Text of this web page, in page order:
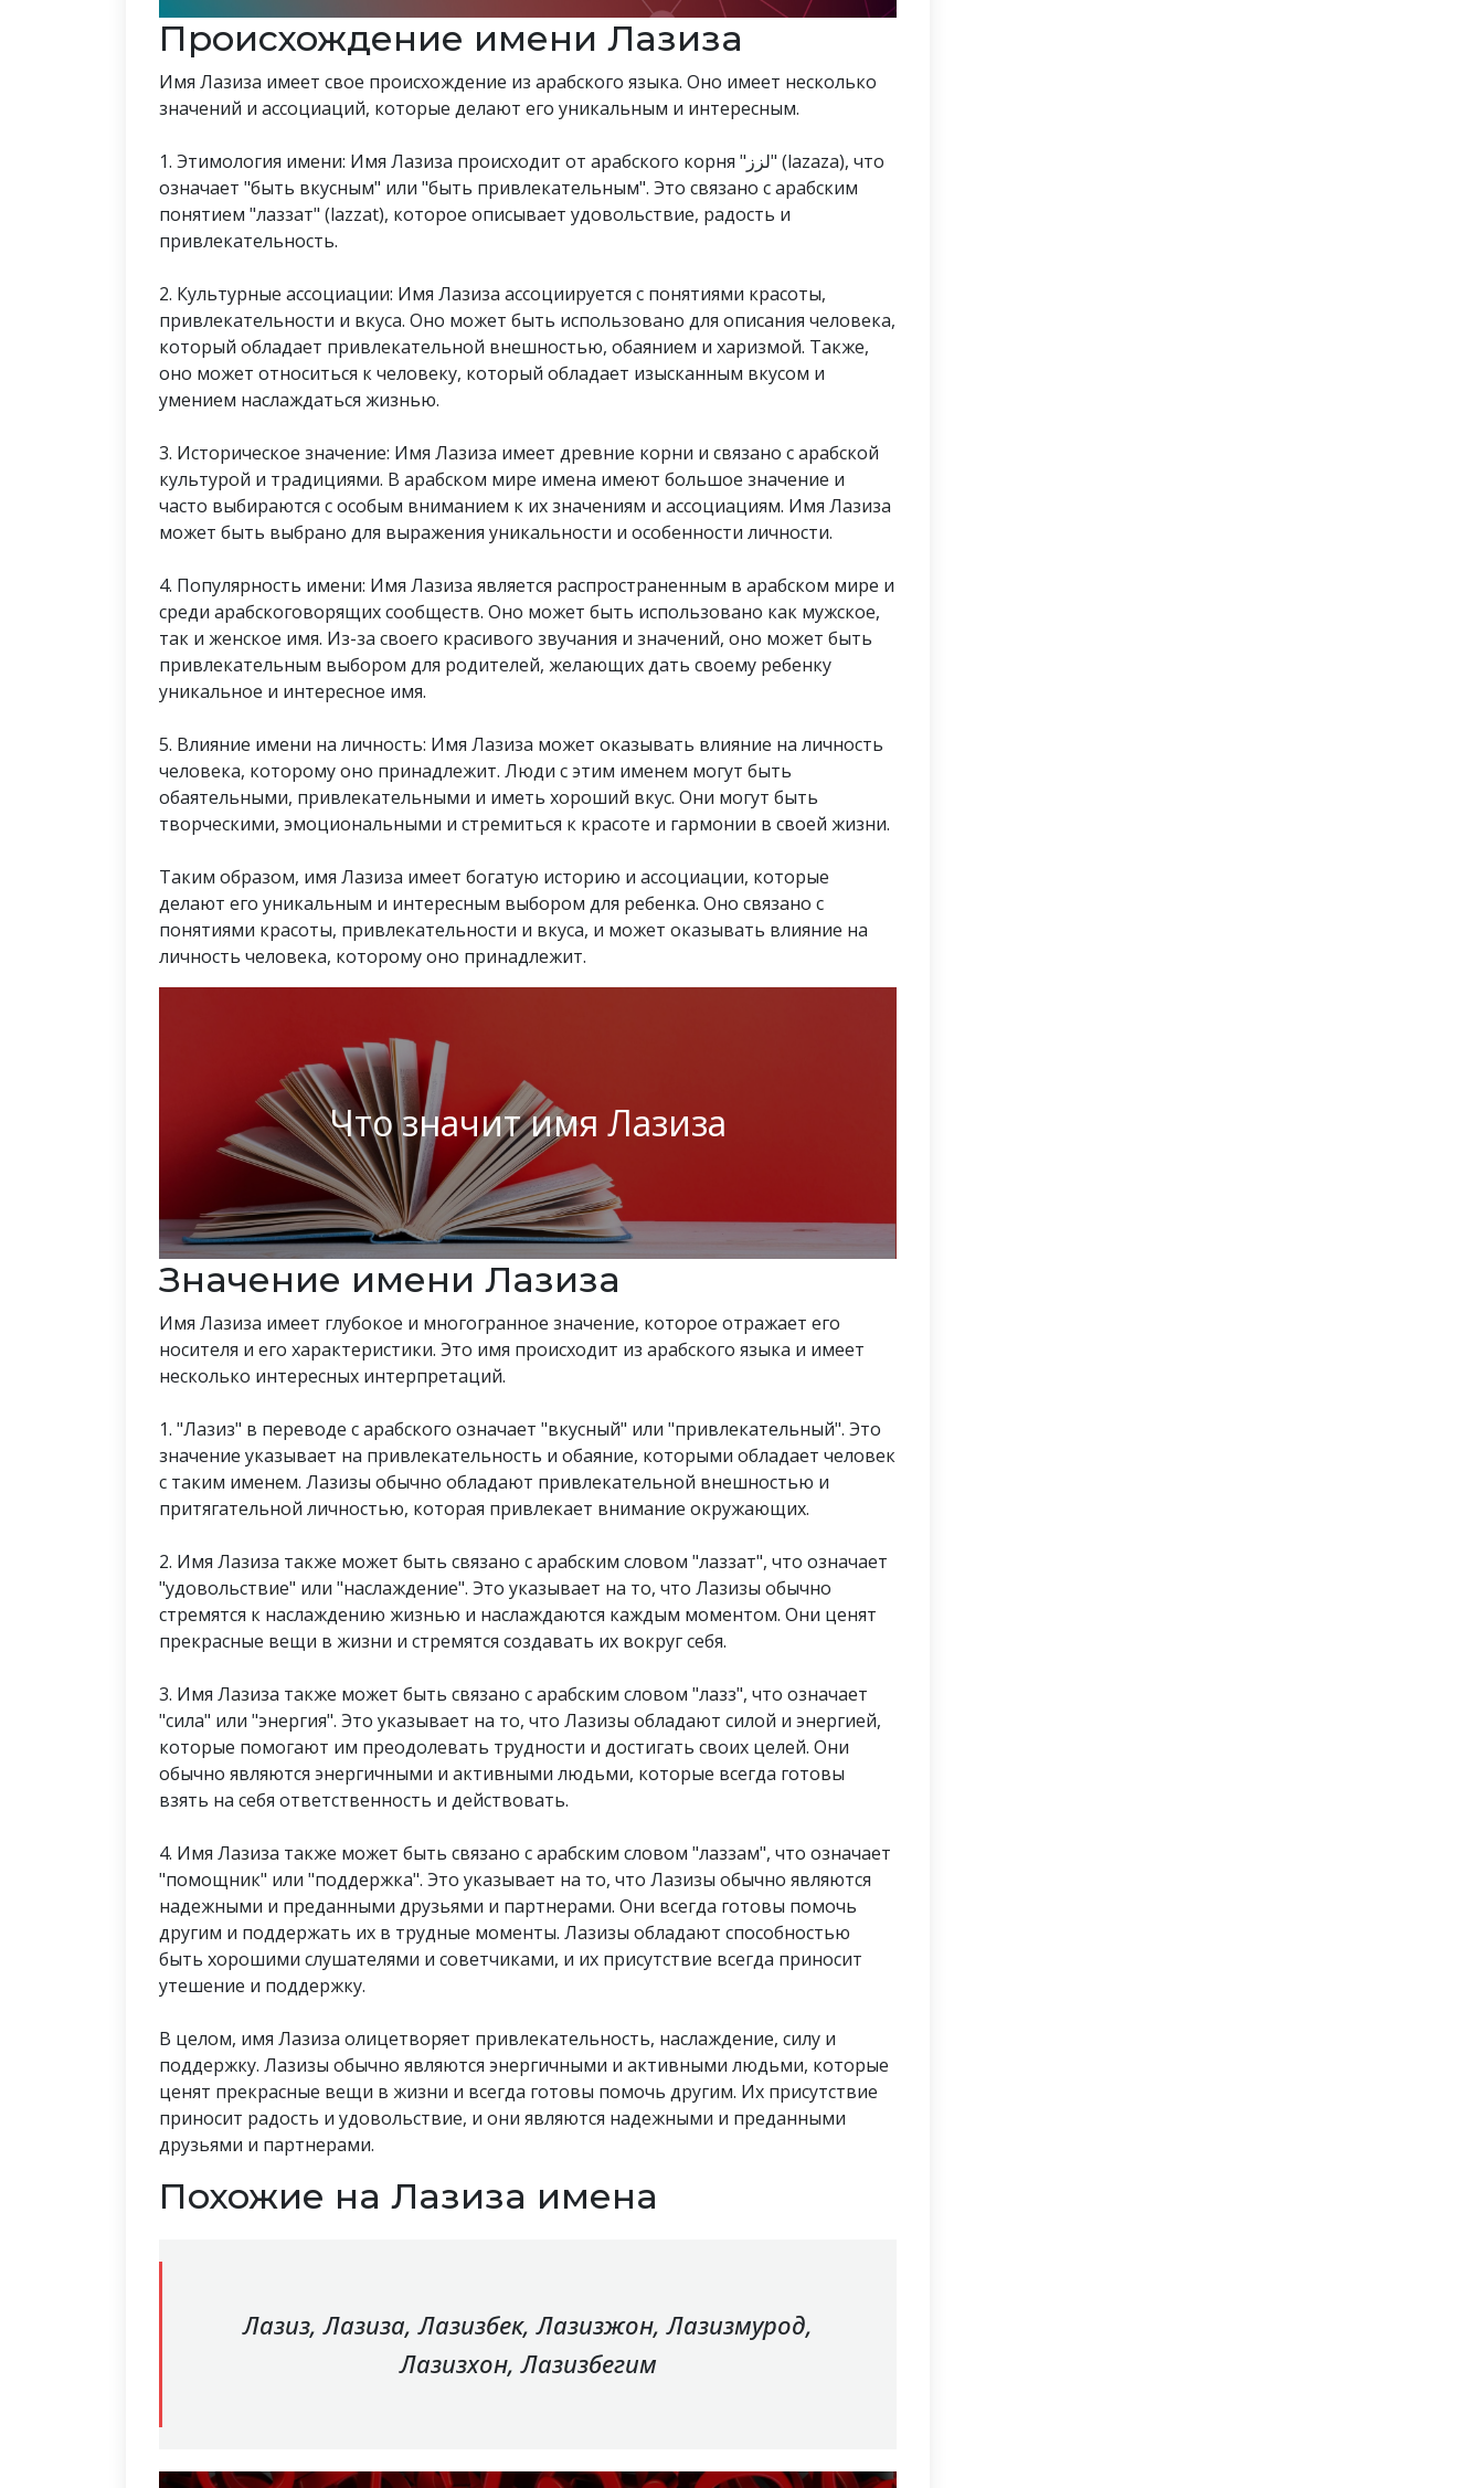
Происхождение имени Лазиза
Имя Лазиза имеет свое происхождение из арабского языка. Оно имеет несколько
значений и ассоциаций, которые делают его уникальным и интересным.
1. Этимология имени: Имя Лазиза происходит от арабского корня "لزز" (lazaza), что
означает "быть вкусным" или "быть привлекательным". Это связано с арабским
понятием "лаззат" (lazzat), которое описывает удовольствие, радость и
привлекательность.
2. Культурные ассоциации: Имя Лазиза ассоциируется с понятиями красоты,
привлекательности и вкуса. Оно может быть использовано для описания человека,
который обладает привлекательной внешностью, обаянием и харизмой. Также,
оно может относиться к человеку, который обладает изысканным вкусом и
умением наслаждаться жизнью.
3. Историческое значение: Имя Лазиза имеет древние корни и связано с арабской
культурой и традициями. В арабском мире имена имеют большое значение и
часто выбираются с особым вниманием к их значениям и ассоциациям. Имя Лазиза
может быть выбрано для выражения уникальности и особенности личности.
4. Популярность имени: Имя Лазиза является распространенным в арабском мире и
среди арабскоговорящих сообществ. Оно может быть использовано как мужское,
так и женское имя. Из-за своего красивого звучания и значений, оно может быть
привлекательным выбором для родителей, желающих дать своему ребенку
уникальное и интересное имя.
5. Влияние имени на личность: Имя Лазиза может оказывать влияние на личность
человека, которому оно принадлежит. Люди с этим именем могут быть
обаятельными, привлекательными и иметь хороший вкус. Они могут быть
творческими, эмоциональными и стремиться к красоте и гармонии в своей жизни.
Таким образом, имя Лазиза имеет богатую историю и ассоциации, которые
делают его уникальным и интересным выбором для ребенка. Оно связано с
понятиями красоты, привлекательности и вкуса, и может оказывать влияние на
личность человека, которому оно принадлежит.
Что значит имя Лазиза
Значение имени Лазиза
Имя Лазиза имеет глубокое и многогранное значение, которое отражает его
носителя и его характеристики. Это имя происходит из арабского языка и имеет
несколько интересных интерпретаций.
1. "Лазиз" в переводе с арабского означает "вкусный" или "привлекательный". Это
значение указывает на привлекательность и обаяние, которыми обладает человек
с таким именем. Лазизы обычно обладают привлекательной внешностью и
притягательной личностью, которая привлекает внимание окружающих.
2. Имя Лазиза также может быть связано с арабским словом "лаззат", что означает
"удовольствие" или "наслаждение". Это указывает на то, что Лазизы обычно
стремятся к наслаждению жизнью и наслаждаются каждым моментом. Они ценят
прекрасные вещи в жизни и стремятся создавать их вокруг себя.
3. Имя Лазиза также может быть связано с арабским словом "лазз", что означает
"сила" или "энергия". Это указывает на то, что Лазизы обладают силой и энергией,
которые помогают им преодолевать трудности и достигать своих целей. Они
обычно являются энергичными и активными людьми, которые всегда готовы
взять на себя ответственность и действовать.
4. Имя Лазиза также может быть связано с арабским словом "лаззам", что означает
"помощник" или "поддержка". Это указывает на то, что Лазизы обычно являются
надежными и преданными друзьями и партнерами. Они всегда готовы помочь
другим и поддержать их в трудные моменты. Лазизы обладают способностью
быть хорошими слушателями и советчиками, и их присутствие всегда приносит
утешение и поддержку.
В целом, имя Лазиза олицетворяет привлекательность, наслаждение, силу и
поддержку. Лазизы обычно являются энергичными и активными людьми, которые
ценят прекрасные вещи в жизни и всегда готовы помочь другим. Их присутствие
приносит радость и удовольствие, и они являются надежными и преданными
друзьями и партнерами.
Похожие на Лазиза имена
Лазиз, Лазиза, Лазизбек, Лазизжон, Лазизмурод,
Лазизхон, Лазизбегим